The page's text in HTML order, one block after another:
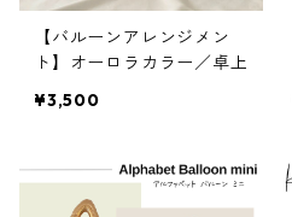
【バルーンアレンジメン
ト】オーロラカラー／卓上
¥3,500